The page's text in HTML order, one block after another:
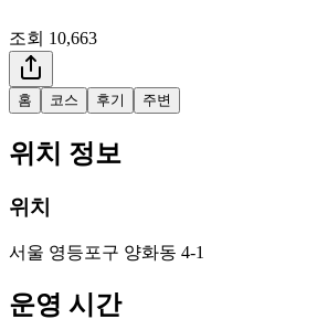
조회 10,663
홈 코스 후기 주변
위치 정보
위치
서울 영등포구 양화동 4-1
운영 시간